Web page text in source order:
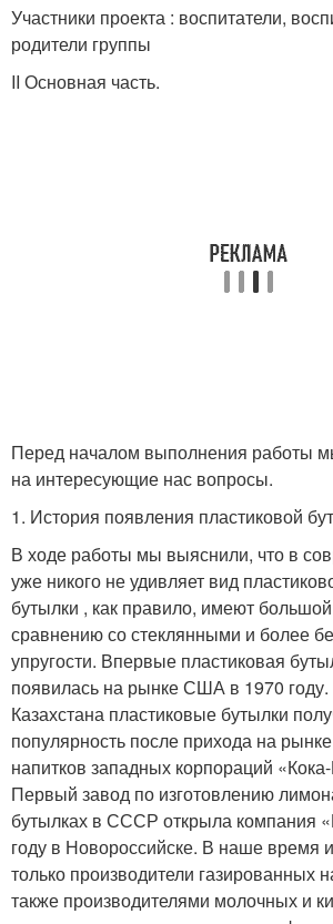
Участники проекта : воспитатели,
родители группы
II Основная часть.
Перед началом выполнения работы
на интересующие нас вопросы.
1. История появления пластиковой
В ходе работы мы выяснили, что в
уже никого не удивляет вид
бутылки , как правило, имеют
сравнению со стеклянными и более
упругости. Впервые пластиковая
появилась на рынке США в 1970 году.
Казахстана пластиковые бутылки
популярность после прихода на
напитков западных корпораций
Первый завод по изготовлению
бутылках в СССР открыла компания
году в Новороссийске. В наше время
только производители газированных
также производителями молочных и